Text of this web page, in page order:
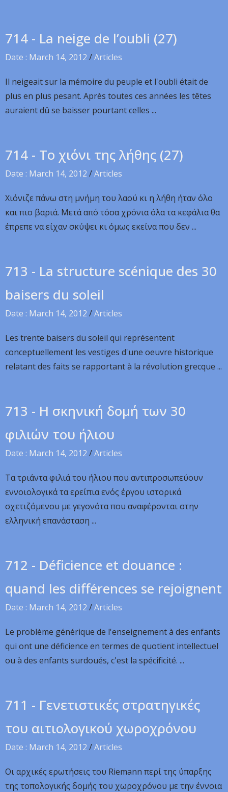
714 - La neige de l’oubli (27)
Date : March 14, 2012 /Articles
Il neigeait sur la mémoire du peuple et l'oubli était de
plus en plus pesant. Après toutes ces années les têtes
auraient dû se baisser pourtant celles ...
714 - Το χιόνι της λήθης (27)
Date : March 14, 2012 /Articles
Χιόνιζε πάνω στη μνήμη του λαού κι η λήθη ήταν όλο
και πιο βαριά. Μετά από τόσα χρόνια όλα τα κεφάλια θα
έπρεπε να είχαν σκύψει κι όμως εκείνα που δεν ...
713 - La structure scénique des 30
baisers du soleil
Date : March 14, 2012 /Articles
Les trente baisers du soleil qui représentent
conceptuellement les vestiges d'une oeuvre historique
relatant des faits se rapportant à la révolution grecque ...
713 - Η σκηνική δομή των 30
φιλιών του ήλιου
Date : March 14, 2012 /Articles
Τα τριάντα φιλιά του ήλιου που αντιπροσωπεύουν
εννοιολογικά τα ερείπια ενός έργου ιστορικά
σχετιζόμενου με γεγονότα που αναφέρονται στην
ελληνική επανάσταση ...
712 - Déficience et douance :
quand les différences se rejoignent
Date : March 14, 2012 /Articles
Le problème générique de l'enseignement à des enfants
qui ont une déficience en termes de quotient intellectuel
ou à des enfants surdoués, c'est la spécificité. ...
711 - Γενετιστικές στρατηγικές
του αιτιολογικού χωροχρόνου
Date : March 14, 2012 /Articles
Οι αρχικές ερωτήσεις του Riemann περί της ύπαρξης
της τοπολογικής δομής του χωροχρόνου με την έννοια